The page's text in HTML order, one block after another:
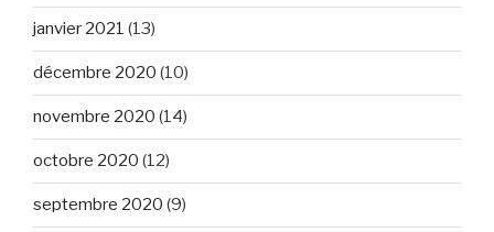
janvier 2021 (13)
décembre 2020 (10)
novembre 2020 (14)
octobre 2020 (12)
septembre 2020 (9)